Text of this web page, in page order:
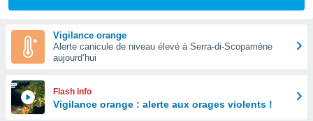
Vigilance orange
Alerte canicule de niveau élevé à Serra-di-Scopamène
aujourd’hui
Flash info
Vigilance orange : alerte aux orages violents !